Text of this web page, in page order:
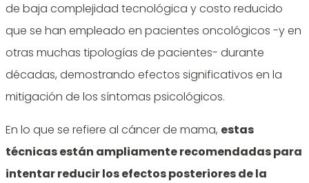
de baja complejidad tecnológica y costo reducido
que se han empleado en pacientes oncológicos -y en
otras muchas tipologías de pacientes- durante
décadas, demostrando efectos significativos en la
mitigación de los síntomas psicológicos.
En lo que se refiere al cáncer de mama, estas
técnicas están ampliamente recomendadas para
intentar reducir los efectos posteriores de la